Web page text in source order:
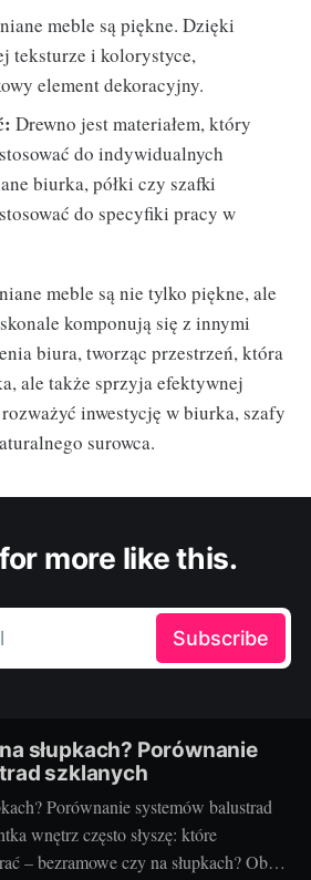
meble są piękne. Dzięki
teksturze i kolorystyce,
element dekoracyjny.
Drewno jest materiałem, który
do indywidualnych
biurka, półki czy szafki
do specyfiki pracy w
meble są nie tylko piękne, ale
komponują się z innymi
biura, tworząc przestrzeń, która
ale także sprzyja efektywnej
inwestycję w biurka, szafy
surowca.
more like this.
Subscribe
słupkach? Porównanie
szklanych
Porównanie systemów balustrad
wnętrz często słyszę: które
– bezramowe czy na słupkach? Oba